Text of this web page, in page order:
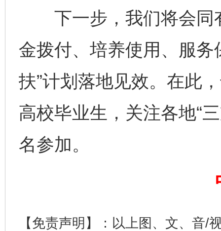
下一步，我们将会同
金拨付、培养使用、服务
扶”计划落地见效。在此
高校毕业生，关注各地“
名参加。
【免责声明】：以上图、文、音/